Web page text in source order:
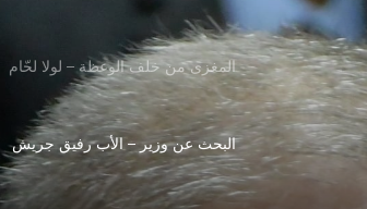
المغزى من خلف الوعظة – لولا لحّام
البحث عن وزير – الأب رفيق جريش